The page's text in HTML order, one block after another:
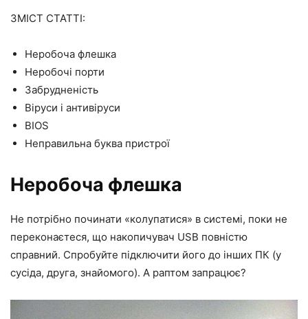
ЗМІСТ СТАТТІ:
Неробоча флешка
Неробочі порти
Забрудненість
Віруси і антивіруси
BIOS
Неправильна буква пристрої
Неробоча флешка
Не потрібно починати «колупатися» в системі, поки не
переконаєтеся, що накопичувач USB повністю
справний. Спробуйте підключити його до інших ПК (у
сусіда, друга, знайомого). А раптом запрацює?